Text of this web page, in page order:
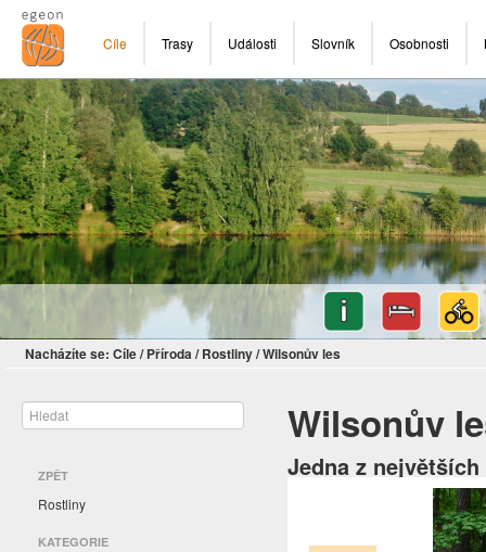
Cíle Trasy Události Slovník Osobnosti
Nacházíte se: Cíle/ Příroda/ Rostliny/Wilsonův les
ZPĚT
Rostliny
KATEGORIE
Wilsonův
Jedna z